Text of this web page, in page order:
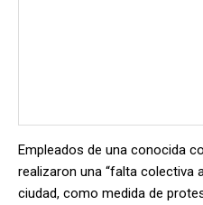
Empleados de una conocida
realizaron una “falta colectiva
ciudad, como medida de